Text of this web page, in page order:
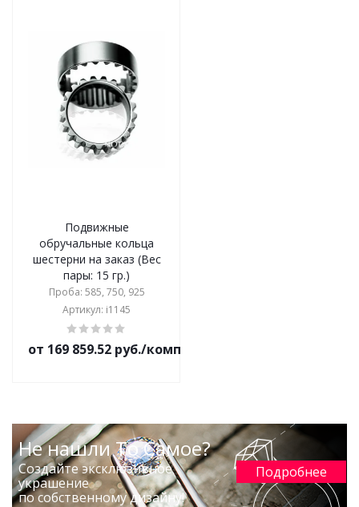
Подвижные
обручальные кольца
шестерни на заказ (Вес
пары: 15 гр.)
Проба: 585, 750, 925
Артикул: i1145
от 169 859.52 руб./комплект
Не нашли То Самое?
Создайте эксклюзивное
украшение
по собственному дизайну!
Подробнее